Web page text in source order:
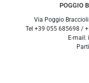
POGGIO
Via Poggio
Tel +39 055 685698 /
E-mail: